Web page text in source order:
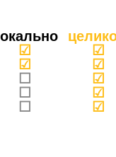
☑
☑
☐
☐
☐
☑
☑
☑
☑
☑